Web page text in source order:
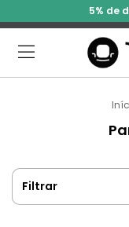
5% de
Filtrar